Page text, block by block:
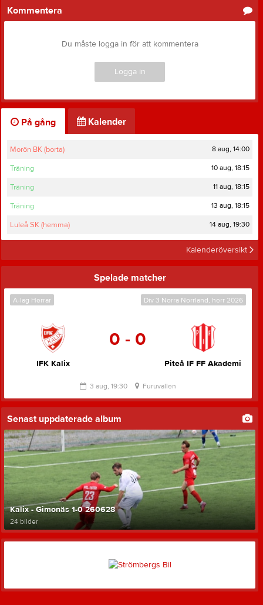
Kommentera
Du måste logga in för att kommentera
Logga in
På gång Kalender
Morön BK (borta) 8 aug, 14:00
Träning 10 aug, 18:15
Träning 11 aug, 18:15
Träning 13 aug, 18:15
Luleå SK (hemma) 14 aug, 19:30
Kalenderöversikt
Spelade matcher
A-lag Herrar Div 3 Norra Norrland, herr 2026
IFK Kalix
0 - 0
Piteå IF FF Akademi
3 aug, 19:30 Furuvallen
Senast uppdaterade album
Kalix - Gimonäs 1-0 260628
24 bilder